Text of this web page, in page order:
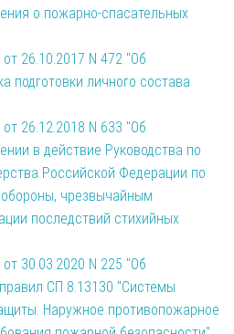
о пожарно-спасательных
26.10.2017 N 472 "Об
подготовки личного состава
26.12.2018 N 633 "Об
в действие Руководства по
Российской Федерации по
чрезвычайным
последствий стихийных
30.03.2020 N 225 "Об
СП 8.13130 "Системы
Наружное противопожарное